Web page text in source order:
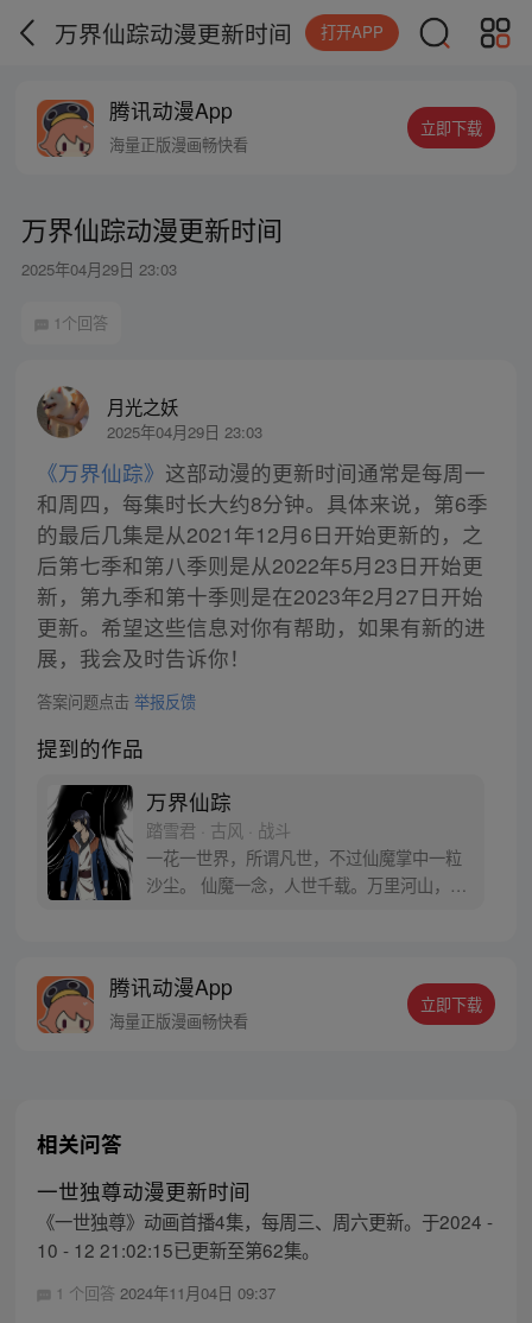
万界仙踪动漫更新时间 打开APP
腾讯动漫App
海量正版漫画畅快看
立即下载
万界仙踪动漫更新时间
2025年04月29日 23:03
1个回答
月光之妖
2025年04月29日 23:03
《万界仙踪》 这部动漫的更新时间通常是每周一
和周四，每集时长大约8分钟。具体来说，第6季
的最后几集是从2021年12月6日开始更新的，之
后第七季和第八季则是从2022年5月23日开始更
新，第九季和第十季则是在2023年2月27日开始
更新。希望这些信息对你有帮助，如果有新的进
展，我会及时告诉你！
答案问题点击 举报反馈
提到的作品
万界仙踪
踏雪君 · 古风 · 战斗
一花一世界，所谓凡世，不过仙魔掌中一粒
沙尘。 仙魔一念，人世千载。万里河山，不
腾讯动漫App
海量正版漫画畅快看
立即下载
相关问答
一世独尊动漫更新时间
《一世独尊》动画首播4集，每周三、周六更新。于2024 -
10 - 12 21:02:15已更新至第62集。
1 个回答 2024年11月04日 09:37